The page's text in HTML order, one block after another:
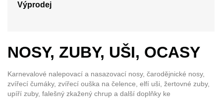
Výprodej
NOSY, ZUBY, UŠI, OCASY
Karnevalové nalepovací a nasazovací nosy, čarodějnické nosy,
zvířecí čumáky, zvířecí ouška na čelence, elfí uši, žertovné zuby,
upíří zuby, falešný zkažený chrup a další doplňky ke